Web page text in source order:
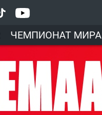
ЧЕМПИОНАТ МИРА